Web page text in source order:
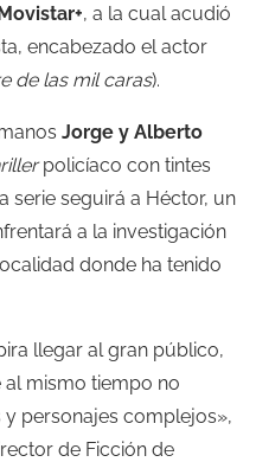
, a la cual acudió
encabezado el actor
de las mil caras).
Jorge y Alberto
policíaco con tintes
serie seguirá a Héctor, un
a la investigación
donde ha tenido
llegar al gran público,
mismo tiempo no
personajes complejos»,
de Ficción de